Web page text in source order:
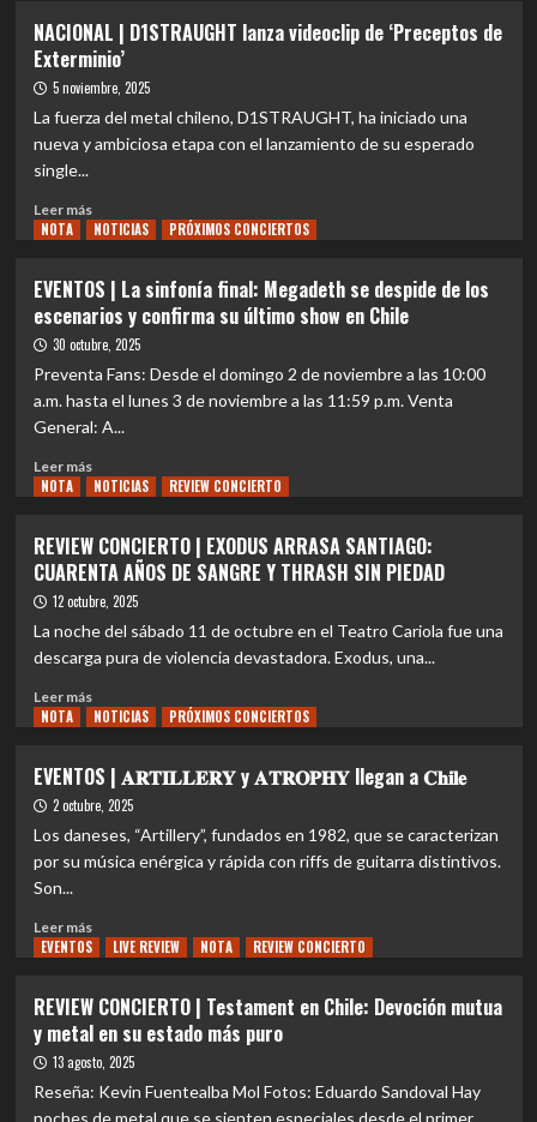
|
Cuando
el
metal
bis:
segunda
fecha
Chile
NACIONAL | D1STRAUGHT lanza videoclip de ‘Preceptos de
Exterminio’
5 noviembre, 2025
La fuerza del metal chileno, D1STRAUGHT, ha iniciado una
nueva y ambiciosa etapa con el lanzamiento de su esperado
single...
Leer másLeer
más
|
D1STRAUGHT
lanza
videoclip
‘Preceptos
de
NOTA NOTICIAS PRÓXIMOS CONCIERTOS
EVENTOS | La sinfonía final: Megadeth se despide de los
escenarios y confirma su último show en Chile
30 octubre, 2025
Preventa Fans: Desde el domingo 2 de noviembre a las 10:00
a.m. hasta el lunes 3 de noviembre a las 11:59 p.m. Venta
General: A...
Leer másLeer
más
|
La
sinfonía
final:
se
despide
de
y
confirma
show
NOTA NOTICIAS REVIEW CONCIERTO
REVIEW CONCIERTO | EXODUS ARRASA SANTIAGO:
CUARENTA AÑOS DE SANGRE Y THRASH SIN PIEDAD
12 octubre, 2025
La noche del sábado 11 de octubre en el Teatro Cariola fue una
descarga pura de violencia devastadora. Exodus, una...
Leer másLeer
más
CONCIERTO
|
EXODUS
ARRASA
AÑOS
DE
THRASH
SIN
PIEDAD
NOTA NOTICIAS PRÓXIMOS CONCIERTOS
EVENTOS | 𝐀𝐑𝐓𝐈𝐋𝐋𝐄𝐑𝐘 y 𝐀𝐓𝐑𝐎𝐏𝐇𝐘 llegan a 𝐂𝐡𝐢𝐥𝐞
2 octubre, 2025
Los daneses, “Artillery”, fundados en 1982, que se caracterizan
por su música enérgica y rápida con riffs de guitarra distintivos.
Son...
Leer másLeer
más
|
𝐀𝐑𝐓𝐈𝐋𝐋𝐄𝐑𝐘
y
𝐀𝐓𝐑𝐎𝐏𝐇𝐘
EVENTOS LIVE REVIEW NOTA REVIEW CONCIERTO
REVIEW CONCIERTO | Testament en Chile: Devoción mutua
y metal en su estado más puro
13 agosto, 2025
Reseña: Kevin Fuentealba Mol Fotos: Eduardo Sandoval Hay